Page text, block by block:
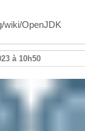
wiki/OpenJDK
à 10h50